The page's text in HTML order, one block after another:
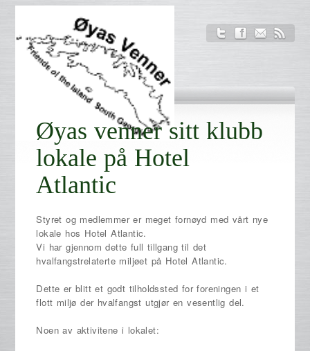
Øyas venner sitt klubb
lokale på Hotel
Atlantic
Styret og medlemmer er meget fornøyd med vårt nye
lokale hos Hotel Atlantic.
Vi har gjennom dette full tillgang til det
hvalfangstrelaterte miljøet på Hotel Atlantic.
Dette er blitt et godt tilholdssted for foreningen i et
flott miljø der hvalfangst utgjør en vesentlig del.
Noen av aktivitene i lokalet: